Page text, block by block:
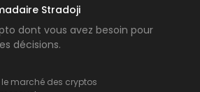
Stradoji
dont vous avez besoin pour
décisions.
marché des cryptos